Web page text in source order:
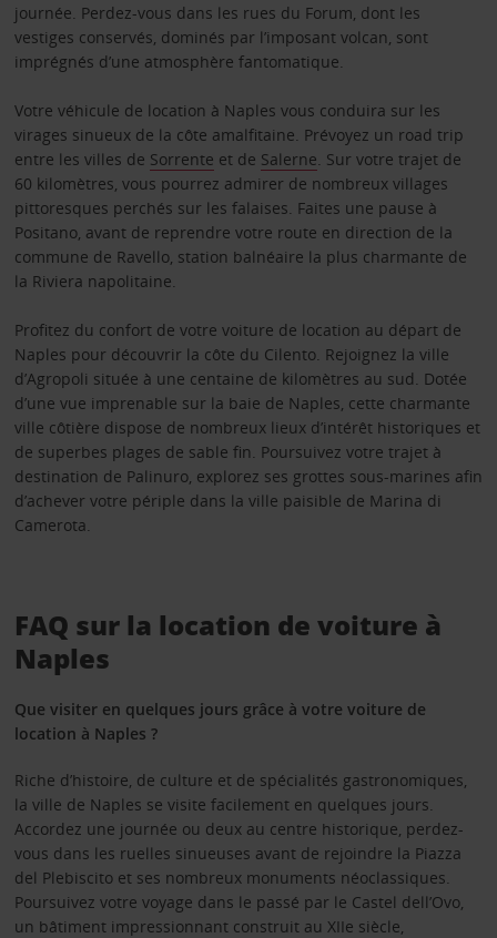
journée. Perdez-vous dans les rues du Forum, dont les
vestiges conservés, dominés par l’imposant volcan, sont
imprégnés d’une atmosphère fantomatique.
Votre véhicule de location à Naples vous conduira sur les
virages sinueux de la côte amalfitaine. Prévoyez un road trip
entre les villes de Sorrente et de Salerne . Sur votre trajet de
60 kilomètres, vous pourrez admirer de nombreux villages
pittoresques perchés sur les falaises. Faites une pause à
Positano, avant de reprendre votre route en direction de la
commune de Ravello, station balnéaire la plus charmante de
la Riviera napolitaine.
Profitez du confort de votre voiture de location au départ de
Naples pour découvrir la côte du Cilento. Rejoignez la ville
d’Agropoli située à une centaine de kilomètres au sud. Dotée
d’une vue imprenable sur la baie de Naples, cette charmante
ville côtière dispose de nombreux lieux d’intérêt historiques et
de superbes plages de sable fin. Poursuivez votre trajet à
destination de Palinuro, explorez ses grottes sous-marines afin
d’achever votre périple dans la ville paisible de Marina di
Camerota.
FAQ sur la location de voiture à
Naples
Que visiter en quelques jours grâce à votre voiture de
location à Naples ?
Riche d’histoire, de culture et de spécialités gastronomiques,
la ville de Naples se visite facilement en quelques jours.
Accordez une journée ou deux au centre historique, perdez-
vous dans les ruelles sinueuses avant de rejoindre la Piazza
del Plebiscito et ses nombreux monuments néoclassiques.
Poursuivez votre voyage dans le passé par le Castel dell’Ovo,
un bâtiment impressionnant construit au XIIe siècle,